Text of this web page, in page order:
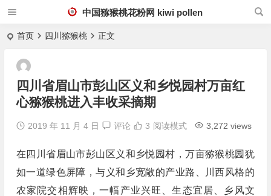
中国猕猴桃花粉网 kiwi pollen
首页 四川猕猴桃 正文
四川省眉山市彭山区义和乡悦园村万亩红
心猕猴桃进入丰收采摘期
2019 年 11 月 4 日 评论 3,272 views
3 阅读模式
在四川省眉山市彭山区义和乡悦园村，万亩猕猴桃园犹
如一道绿色屏障，与义和乡宽敞的产业路、川西风格的
农家院交相辉映，一幅产业兴旺、生态宜居、乡风文